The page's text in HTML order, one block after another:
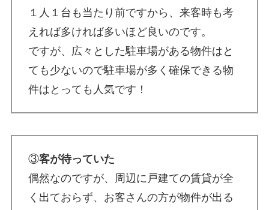
１人１台も当たり前ですから、来客時も考
えれば多ければ多いほど良いのです。
ですが、広々とした駐車場がある物件はと
ても少ないので駐車場が多く確保できる物
件はとっても人気です！
③客が待っていた
偶然なのですが、周辺に戸建ての賃貸が全
く出ておらず、お客さんの方が物件が出る